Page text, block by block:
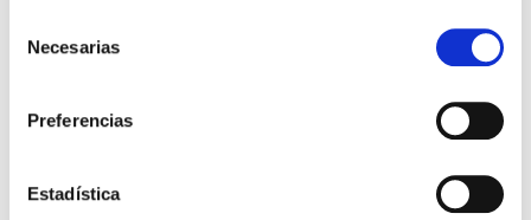
Necesarias
Preferencias
Estadística
Discursos a mis estudiantes
EL CRISTIANO DE RODILLAS